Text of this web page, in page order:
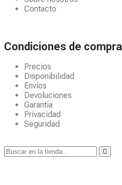
Contacto
Condiciones de compra
Precios
Disponibilidad
Envíos
Devoluciones
Garantía
Privacidad
Seguridad